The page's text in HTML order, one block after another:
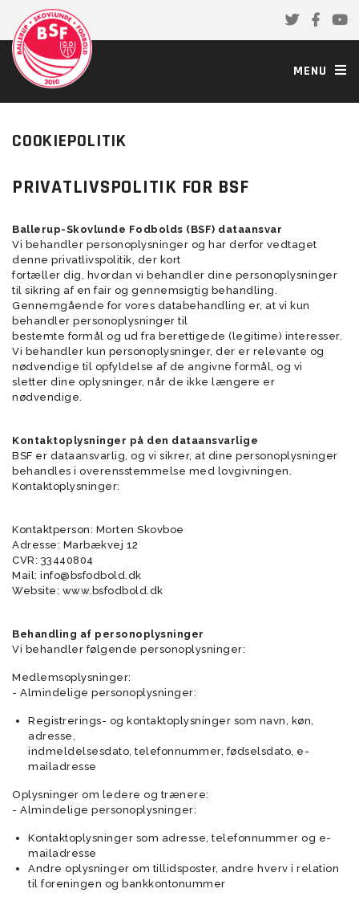
MENU
COOKIEPOLITIK
PRIVATLIVSPOLITIK FOR BSF
Ballerup-Skovlunde Fodbolds (BSF) dataansvar
Vi behandler personoplysninger og har derfor vedtaget
denne privatlivspolitik, der kort
fortæller dig, hvordan vi behandler dine personoplysninger
til sikring af en fair og gennemsigtig behandling.
Gennemgående for vores databehandling er, at vi kun
behandler personoplysninger til
bestemte formål og ud fra berettigede (legitime) interesser.
Vi behandler kun personoplysninger, der er relevante og
nødvendige til opfyldelse af de angivne formål, og vi
sletter dine oplysninger, når de ikke længere er
nødvendige.
Kontaktoplysninger på den dataansvarlige
BSF er dataansvarlig, og vi sikrer, at dine personoplysninger
behandles i overensstemmelse med lovgivningen.
Kontaktoplysninger:
Kontaktperson: Morten Skovboe
Adresse: Marbækvej 12
CVR: 33440804
Mail: info@bsfodbold.dk
Website: www.bsfodbold.dk
Behandling af personoplysninger
Vi behandler følgende personoplysninger:
Medlemsoplysninger:
- Almindelige personoplysninger:
Registrerings- og kontaktoplysninger som navn, køn,
adresse,
indmeldelsesdato, telefonnummer, fødselsdato, e-
mailadresse
Oplysninger om ledere og trænere:
- Almindelige personoplysninger:
Kontaktoplysninger som adresse, telefonnummer og e-
mailadresse
Andre oplysninger om tillidsposter, andre hverv i relation
til foreningen og bankkontonummer